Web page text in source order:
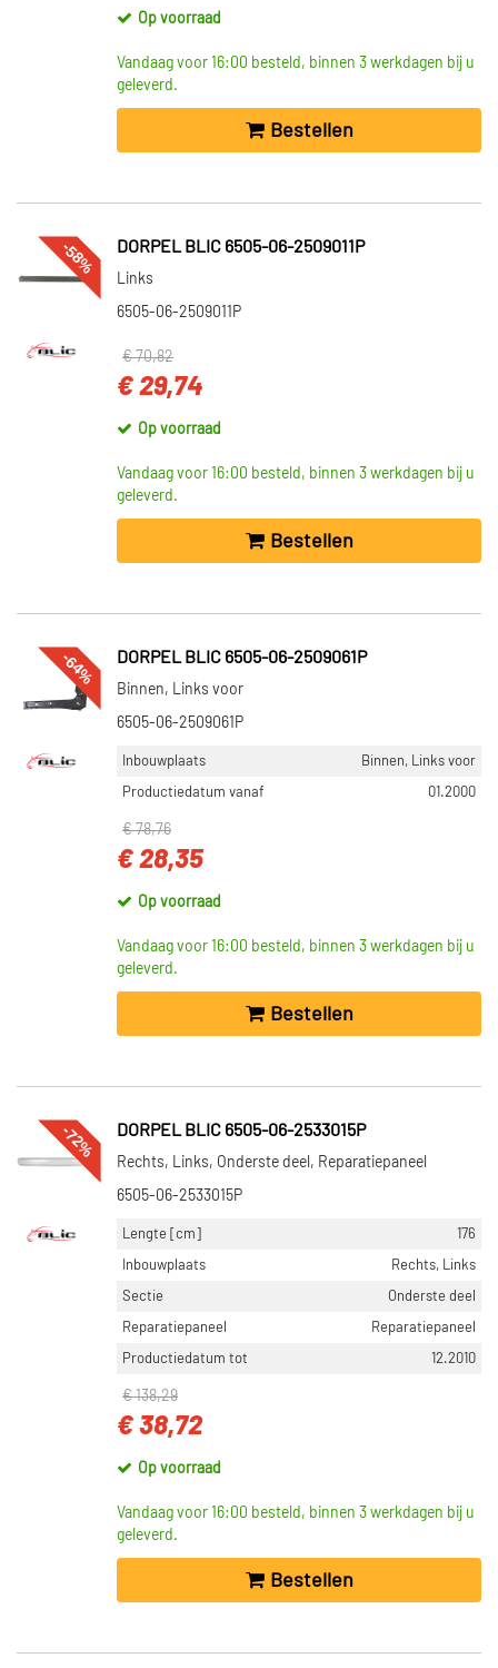
Op voorraad
Vandaag voor 16:00 besteld, binnen 3 werkdagen bij u
geleverd.
Bestellen
-58% DORPEL BLIC 6505-06-2509011P
Links
6505-06-2509011P
€ 70,82
€ 29,74
Op voorraad
Vandaag voor 16:00 besteld, binnen 3 werkdagen bij u
geleverd.
Bestellen
-64% DORPEL BLIC 6505-06-2509061P
Binnen, Links voor
6505-06-2509061P
Inbouwplaats
Binnen, Links voor
Productiedatum vanaf
01.2000
€ 78,76
€ 28,35
Op voorraad
Vandaag voor 16:00 besteld, binnen 3 werkdagen bij u
geleverd.
Bestellen
-72% DORPEL BLIC 6505-06-2533015P
Rechts, Links, Onderste deel, Reparatiepaneel
6505-06-2533015P
Lengte [cm]
176
Inbouwplaats
Rechts, Links
Sectie
Onderste deel
Reparatiepaneel
Reparatiepaneel
Productiedatum tot
12.2010
€ 138,29
€ 38,72
Op voorraad
Vandaag voor 16:00 besteld, binnen 3 werkdagen bij u
geleverd.
Bestellen